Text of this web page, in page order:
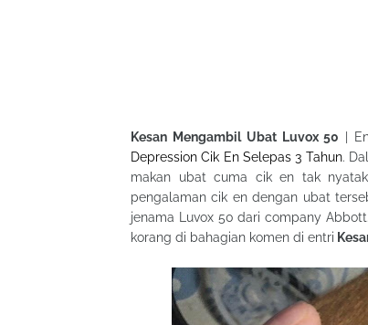
Kesan Mengambil Ubat Luvox 50 |
Depression Cik En Selepas 3 Tahun.
makan ubat cuma cik en tak
pengalaman cik en dengan ubat
jenama Luvox 50 dari company
korang di bahagian komen di entri